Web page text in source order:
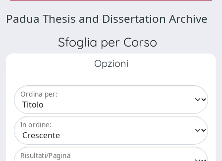
Padua Thesis and Dissertation Archive
Sfoglia per Corso
Opzioni
Ordina per:
In ordine:
Risultati/Pagina